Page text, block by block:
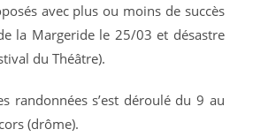
avec plus ou moins de succès
la Margeride le 25/03 et désastre
du Théâtre).
randonnées s’est déroulé du 9 au
(drôme).